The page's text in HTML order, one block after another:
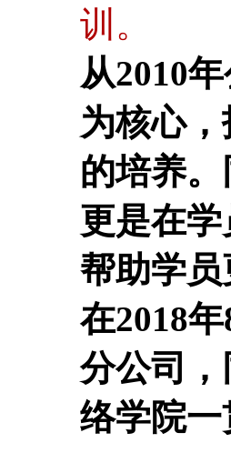
训。
从2010
为核心
的培养
更是在
帮助学
在2018
分公司
络学院